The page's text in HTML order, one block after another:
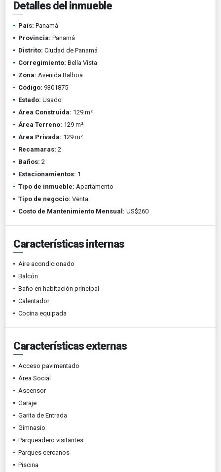
Detalles del inmueble
País: Panamá
Provincia: Panamá
Distrito: Ciudad de Panamá
Corregimiento: Bella Vista
Zona: Avenida Balboa
Código: 9301875
Estado: Usado
Área Construida: 129 m²
Área Terreno: 129 m²
Área Privada: 129 m²
Recamaras: 2
Baños: 2
Estacionamientos: 1
Tipo de inmueble: Apartamento
Tipo de negocio: Venta
Costo de Mantenimiento Mensual: US$260
Características internas
Aire acondicionado
Balcón
Baño en habitación principal
Calentador
Cocina equipada
Características externas
Acceso pavimentado
Área Social
Ascensor
Garaje
Garita de Entrada
Gimnasio
Parqueadero visitantes
Parques cercanos
Piscina